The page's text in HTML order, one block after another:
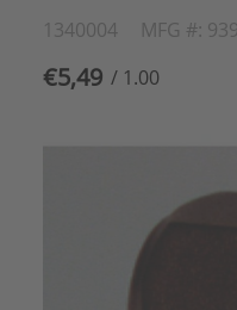
1340004 MFG #:
€5,49 / 1.00